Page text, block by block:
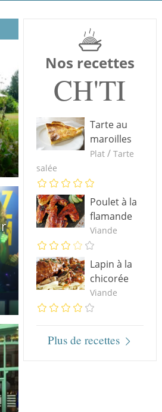
Nos recettes
CH'TI
Tarte au
maroilles
Plat/ Tarte
salée
Poulet à la
flamande
Viande
Lapin à la
chicorée
Viande
Plus de recettes